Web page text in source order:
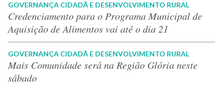
GOVERNANÇA CIDADÃ E DESENVOLVIMENTO RURAL
Credenciamento para o Programa Municipal de
Aquisição de Alimentos vai até o dia 21
GOVERNANÇA CIDADÃ E DESENVOLVIMENTO RURAL
Mais Comunidade será na Região Glória neste
sábado